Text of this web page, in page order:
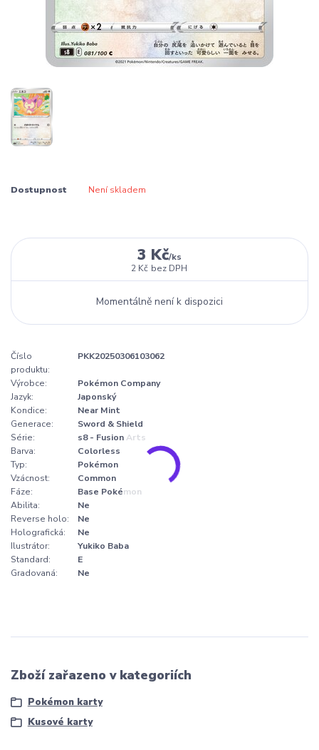
Dostupnost Není skladem
3 Kč/ks
2 Kč bez DPH
Momentálně není k dispozici
Číslo
produktu:
PKK20250306103062
Výrobce:
Pokémon Company
Jazyk:
Japonský
Kondice:
Near Mint
Generace:
Sword & Shield
Série:
s8 - Fusion Arts
Barva:
Colorless
Typ:
Pokémon
Vzácnost:
Common
Fáze:
Base Pokémon
Abilita:
Ne
Reverse holo:
Ne
Holografická:
Ne
Ilustrátor:
Yukiko Baba
Standard:
E
Gradovaná:
Ne
Zboží zařazeno v kategoriích
Pokémon karty
Kusové karty